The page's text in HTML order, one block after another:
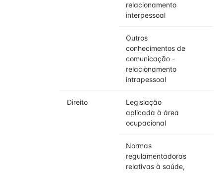
relacionamento
interpessoal
Outros
conhecimentos de
comunicação -
relacionamento
intrapessoal
Direito
Legislação
aplicada à área
ocupacional
Normas
regulamentadoras
relativas à saúde,